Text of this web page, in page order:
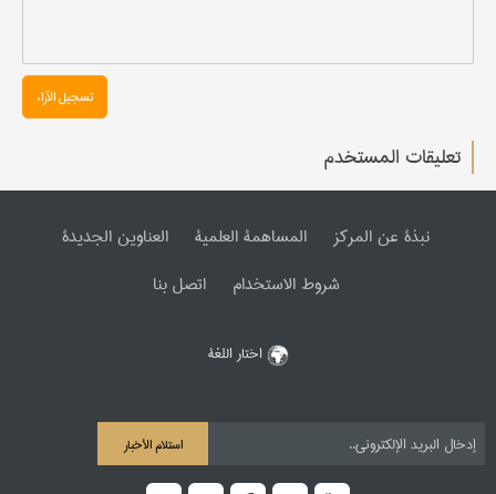
تسجیل الآراء
تعليقات المستخدم
نبذة عن المرکز المساهمة العلمیة
العناوین الجدیدة
شروط الاستخدام
اتصل بنا
اختار اللغة
استلام الأخبار